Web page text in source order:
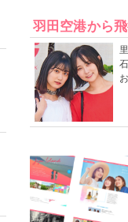
羽田空港から